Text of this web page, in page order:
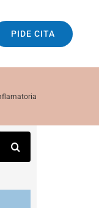
PIDE CITA